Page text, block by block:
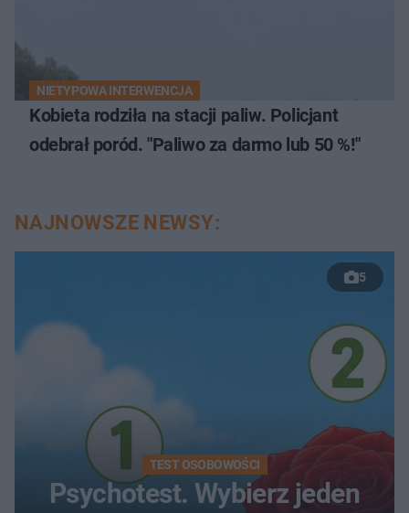
NIETYPOWA INTERWENCJA
Kobieta rodziła na stacji paliw. Policjant
odebrał poród. "Paliwo za darmo lub 50 %!"
NAJNOWSZE NEWSY:
5
TEST OSOBOWOŚCI
Psychotest. Wybierz jeden